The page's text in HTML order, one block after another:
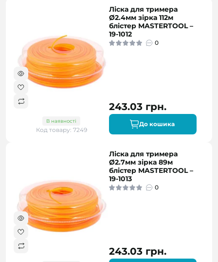
В наявності
Код товару: 7249
Ліска для тримера
Ø2.4мм зірка 112м
блістер MASTERTOOL –
19-1012
0
243.03 грн.
До кошика
Ліска для тримера
Ø2.7мм зірка 89м
блістер MASTERTOOL –
19-1013
0
243.03 грн.